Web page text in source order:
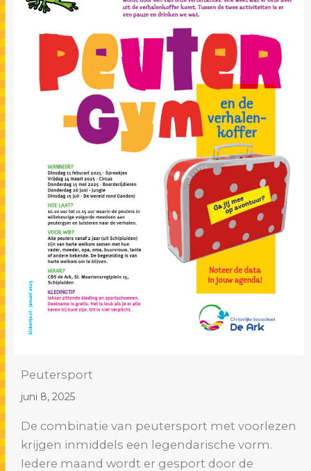
Peutersport
juni 8, 2025
De combinatie van peutersport met voorlezen
krijgen inmiddels een legendarische vorm.
Iedere maand wordt er gesport door de